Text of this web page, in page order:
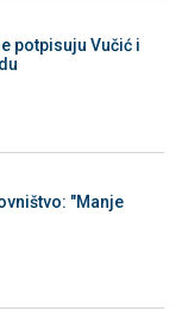
potpisuju Vučić i
"Manje